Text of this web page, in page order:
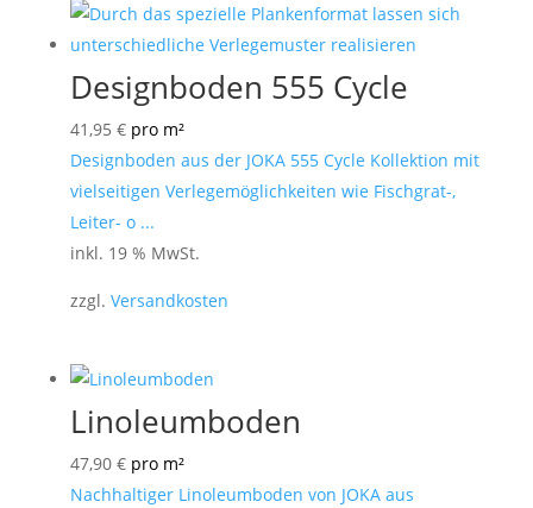
Designboden 555 Cycle
41,95 € pro m²
Designboden aus der JOKA 555 Cycle Kollektion mit
vielseitigen Verlegemöglichkeiten wie Fischgrat-,
Leiter- o ...
inkl. 19 % MwSt.
zzgl. Versandkosten
Linoleumboden
47,90 € pro m²
Nachhaltiger Linoleumboden von JOKA aus